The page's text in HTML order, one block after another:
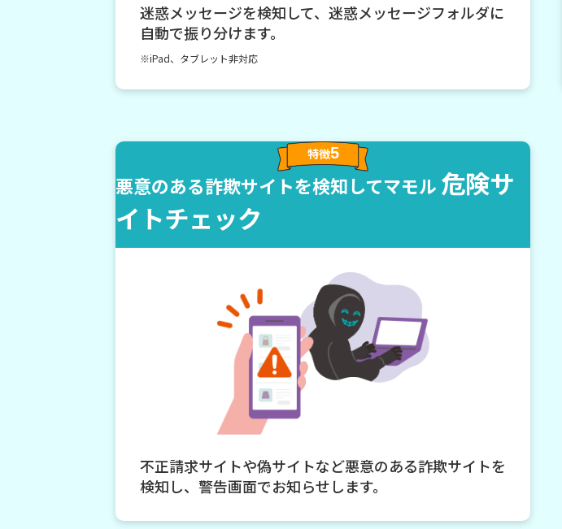
迷惑メッセージを検知して、迷惑メッセージフォルダに
自動で振り分けます。
※iPad、タブレット非対応
特徴5
悪意のある詐欺サイトを検知してマモル 危険サ
イトチェック
不正請求サイトや偽サイトなど悪意のある詐欺サイトを
検知し、警告画面でお知らせします。